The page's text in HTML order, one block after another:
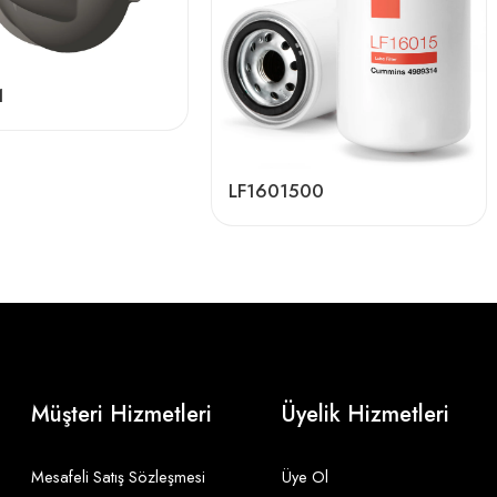
LF1601500
Müşteri Hizmetleri
Mesafeli Satış Sözleşmesi
Üyelik Hizmetleri
Üye Ol